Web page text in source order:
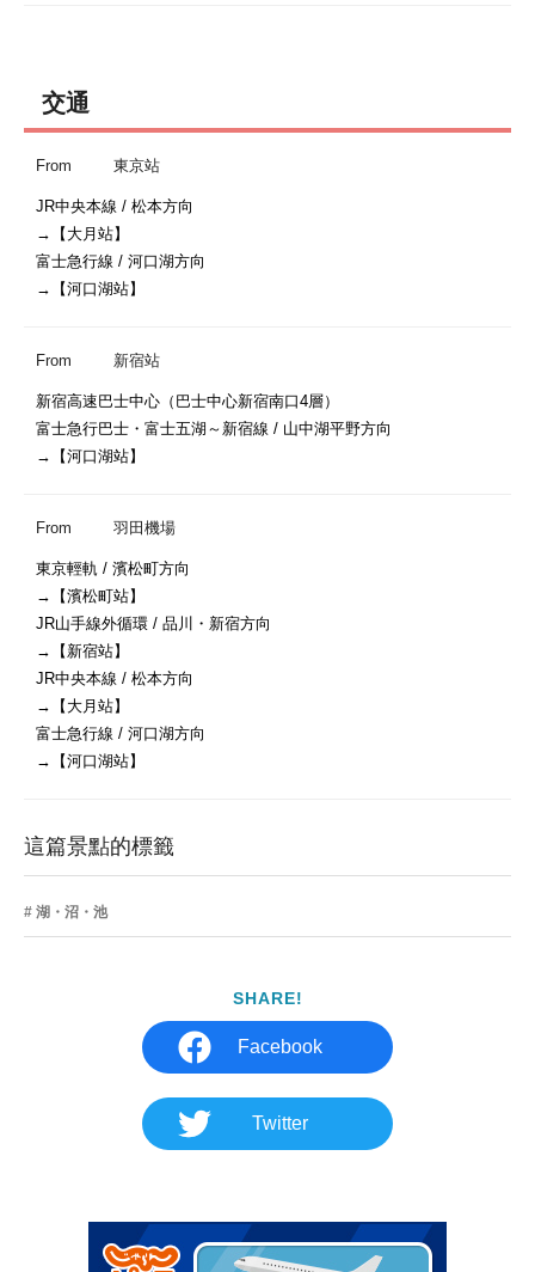
交通
From 東京站
JR中央本線 / 松本方向
→【大月站】
富士急行線 / 河口湖方向
From 新宿站
新宿高速巴士中心（巴士中心新宿南口4層）
富士急行巴士・富士五湖～新宿線 / 山中湖平野方向
From 羽田機場
東京輕軌 / 濱松町方向
→【濱松町站】
JR山手線外循環 / 品川・新宿方向
→【新宿站】
JR中央本線 / 松本方向
→【大月站】
富士急行線 / 河口湖方向
→【河口湖站】
這篇景點的標籤
湖・沼・池
SHARE!
Facebook
Twitter